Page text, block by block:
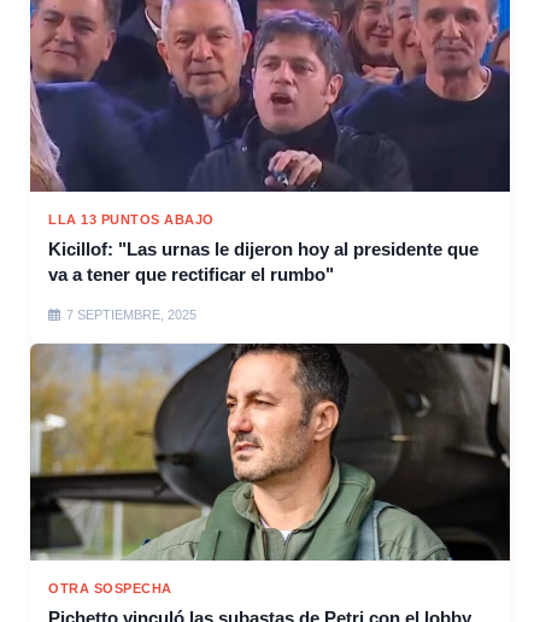
LLA 13 PUNTOS ABAJO
Kicillof: "Las urnas le dijeron hoy al presidente que
va a tener que rectificar el rumbo"
7 SEPTIEMBRE, 2025
OTRA SOSPECHA